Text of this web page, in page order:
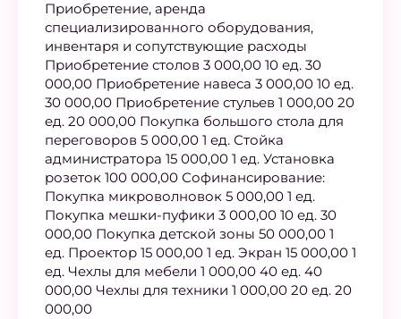
Приобретение, аренда
специализированного оборудования,
инвентаря и сопутствующие расходы
Приобретение столов 3 000,00 10 ед. 30
000,00 Приобретение навеса 3 000,00 10 ед.
30 000,00 Приобретение стульев 1 000,00 20
ед. 20 000,00 Покупка большого стола для
переговоров 5 000,00 1 ед. Стойка
администратора 15 000,00 1 ед. Установка
розеток 100 000,00 Софинансирование:
Покупка микроволновок 5 000,00 1 ед.
Покупка мешки-пуфики 3 000,00 10 ед. 30
000,00 Покупка детской зоны 50 000,00 1
ед. Проектор 15 000,00 1 ед. Экран 15 000,00 1
ед. Чехлы для мебели 1 000,00 40 ед. 40
000,00 Чехлы для техники 1 000,00 20 ед. 20
000,00